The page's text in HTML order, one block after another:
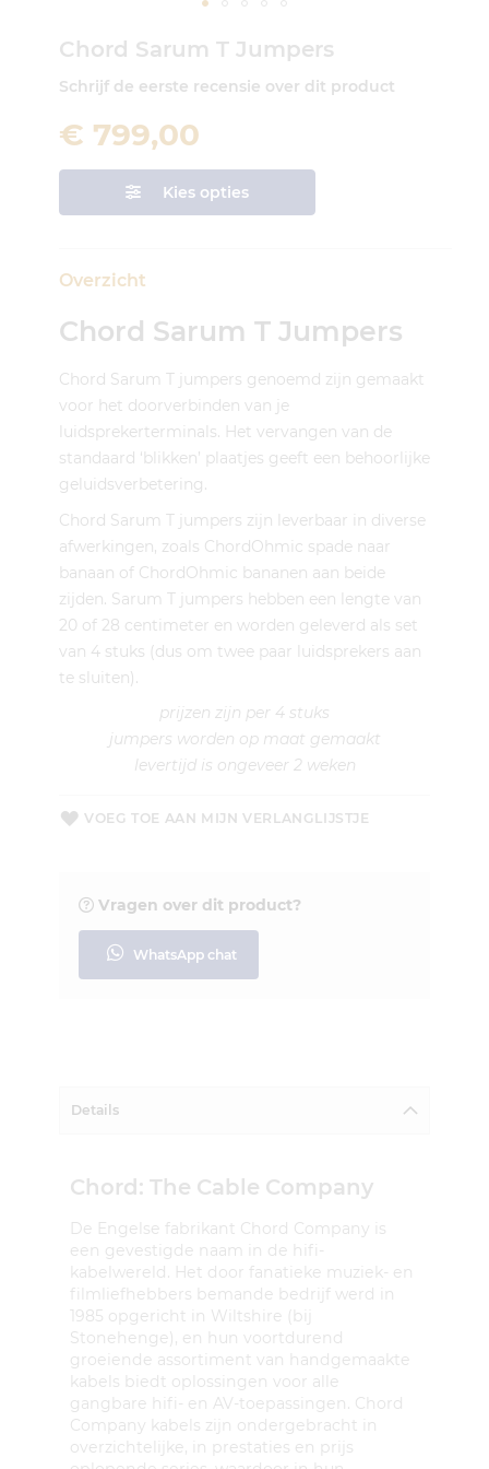
Chord Sarum T Jumpers
Schrijf de eerste recensie over dit product
€ 799,00
Kies opties
Overzicht
Chord Sarum T Jumpers
Chord Sarum T jumpers genoemd zijn gemaakt
voor het doorverbinden van je
luidsprekerterminals. Het vervangen van de
standaard ‘blikken’ plaatjes geeft een behoorlijke
geluidsverbetering.
Chord Sarum T jumpers zijn leverbaar in diverse
afwerkingen, zoals ChordOhmic spade naar
banaan of ChordOhmic bananen aan beide
zijden. Sarum T jumpers hebben een lengte van
20 of 28 centimeter en worden geleverd als set
van 4 stuks (dus om twee paar luidsprekers aan
te sluiten).
prijzen zijn per 4 stuks
jumpers worden op maat gemaakt
levertijd is ongeveer 2 weken
VOEG TOE AAN MIJN VERLANGLIJSTJE
Vragen over dit product?
WhatsApp chat
naar
begin
de
Details
Chord: The Cable Company
De Engelse fabrikant Chord Company is
een gevestigde naam in de hifi-
kabelwereld. Het door fanatieke muziek- en
filmliefhebbers bemande bedrijf werd in
1985 opgericht in Wiltshire (bij
Stonehenge), en hun voortdurend
groeiende assortiment van handgemaakte
kabels biedt oplossingen voor alle
gangbare hifi- en AV-toepassingen. Chord
Company kabels zijn ondergebracht in
overzichtelijke, in prestaties en prijs